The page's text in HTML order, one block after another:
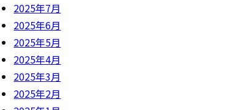
2025年7月
2025年6月
2025年5月
2025年4月
2025年3月
2025年2月